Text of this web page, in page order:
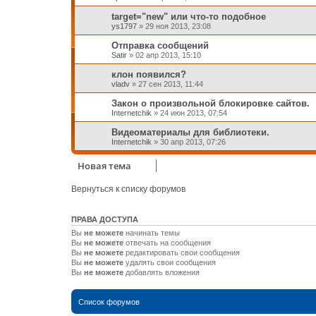
target="new" или что-то подобное
ys1797» 29 ноя 2013, 23:08
Отправка сообщений
Satir» 02 апр 2013, 15:10
клон появился?
vladv» 27 сен 2013, 11:44
Закон о произвольной блокировке сайтов.
Internetchik » 24 июн 2013, 07:54
Видеоматериалы для библиотеки.
Internetchik » 30 апр 2013, 07:26
Новая тема
Вернуться к списку форумов
ПРАВА ДОСТУПА
Вы не можетеначинать темы
Вы не можетеотвечать на сообщения
Вы не можетередактировать свои сообщения
Вы не можетеудалять свои сообщения
Вы не можетедобавлять вложения
Список форумов